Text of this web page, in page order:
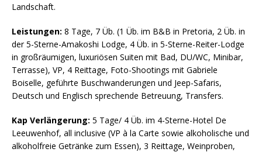
Landschaft.
Leistungen: 8 Tage, 7 Üb. (1 Üb. im B&B in Pretoria, 2 Üb. in
der 5-Sterne-Amakoshi Lodge, 4 Üb. in 5-Sterne-Reiter-Lodge
in großräumigen, luxuriösen Suiten mit Bad, DU/WC, Minibar,
Terrasse), VP, 4 Reittage, Foto-Shootings mit Gabriele
Boiselle, geführte Buschwanderungen und Jeep-Safaris,
Deutsch und Englisch sprechende Betreuung, Transfers.
Kap Verlängerung: 5 Tage/ 4 Üb. im 4-Sterne-Hotel De
Leeuwenhof, all inclusive (VP à la Carte sowie alkoholische und
alkoholfreie Getränke zum Essen), 3 Reittage, Weinproben,